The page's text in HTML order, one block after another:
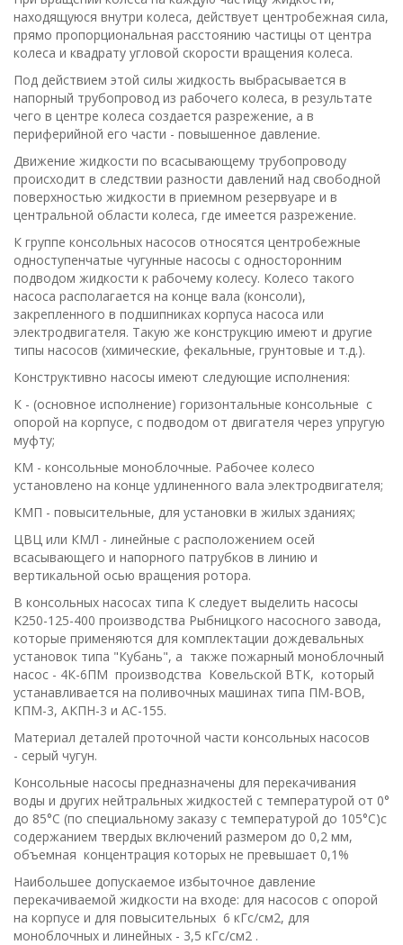
находящуюся внутри колеса, действует центробежная сила,
прямо пропорциональная расстоянию частицы от центра
колеса и квадрату угловой скорости вращения колеса.
Под действием этой силы жидкость выбрасывается в
напорный трубопровод из рабочего колеса, в результате
чего в центре колеса создается разрежение, а в
периферийной его части - повышенное давление.
Движение жидкости по всасывающему трубопроводу
происходит в следствии разности давлений над свободной
поверхностью жидкости в приемном резервуаре и в
центральной области колеса, где имеется разрежение.
К группе консольных насосов относятся центробежные
одноступенчатые чугунные насосы с односторонним
подводом жидкости к рабочему колесу. Колесо такого
насоса располагается на конце вала (консоли),
закрепленного в подшипниках корпуса насоса или
электродвигателя. Такую же конструкцию имеют и другие
типы насосов (химические, фекальные, грунтовые и т.д.).
Конструктивно насосы имеют следующие исполнения:
К - (основное исполнение) горизонтальные консольные с
опорой на корпусе, с подводом от двигателя через упругую
муфту;
КМ - консольные моноблочные. Рабочее колесо
установлено на конце удлиненного вала электродвигателя;
КМП - повысительные, для установки в жилых зданиях;
ЦВЦ или КМЛ - линейные с расположением осей
всасывающего и напорного патрубков в линию и
вертикальной осью вращения ротора.
В консольных насосах типа К следует выделить насосы
K250-125-400 производства Рыбницкого насосного завода,
которые применяются для комплектации дождевальных
установок типа "Кубань", а также пожар­ный моноблочный
насос - 4К-6ПМ производства Ковельской ВТК, который
устанавливается на поливочных машинах типа ПМ-ВОВ,
КПМ-3, АКПН-3 и АС-155.
Материал деталей проточной части консольных насосов
- серый чугун.
Консольные насосы предназначены для перекачивания
воды и других нейтральных жидкостей с температурой от 0°
до 85°С (по специальному заказу с температурой до 105°С)с
содержанием твердых включений размером до 0,2 мм,
объемная концентрация которых не превышает 0,1%
Наибольшее допускаемое избыточное давление
перекачиваемой жидкости на входе: для насосов с опорой
на корпусе и для повысительных 6 кГс/cм2, для
моноблочных и линейных - 3,5 кГс/см2 .